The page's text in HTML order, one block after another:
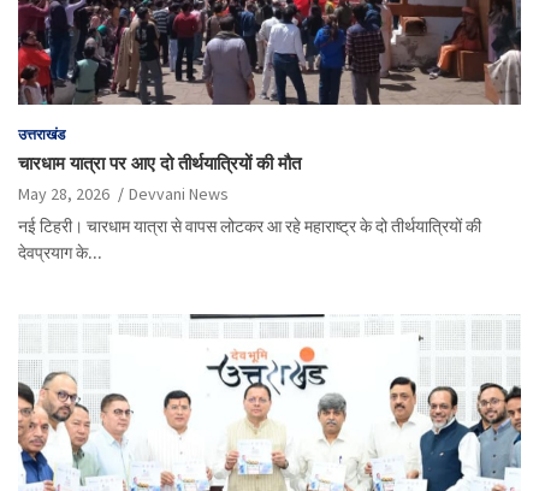
उत्तराखंड
चारधाम यात्रा पर आए दो तीर्थयात्रियों की मौत
May 28, 2026
Devvani News
नई टिहरी। चारधाम यात्रा से वापस लोटकर आ रहे महाराष्ट्र के दो तीर्थयात्रियों की
देवप्रयाग के…